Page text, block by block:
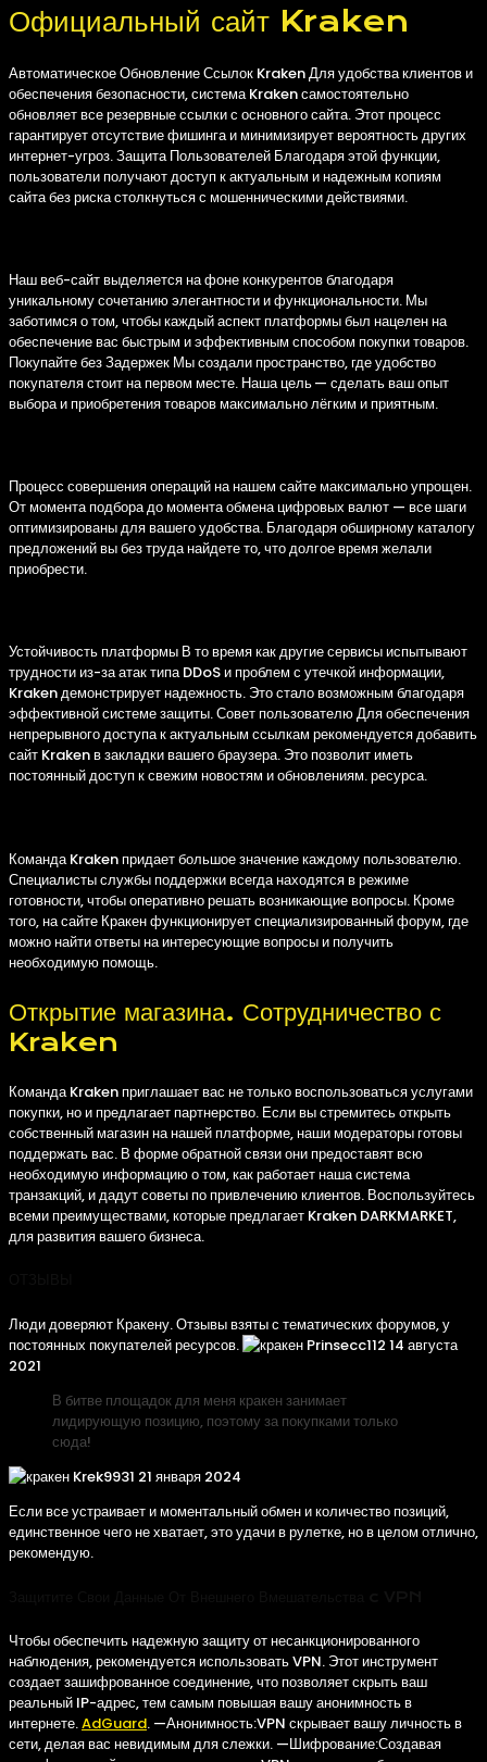
Официальный сайт Kraken
Автоматическое Обновление Ссылок Kraken Для удобства клиентов и
обеспечения безопасности, система Kraken самостоятельно
обновляет все резервные ссылки с основного сайта. Этот процесс
гарантирует отсутствие фишинга и минимизирует вероятность других
интернет-угроз. Защита Пользователей Благодаря этой функции,
пользователи получают доступ к актуальным и надежным копиям
сайта без риска столкнуться с мошенническими действиями.
Наш веб-сайт выделяется на фоне конкурентов благодаря
уникальному сочетанию элегантности и функциональности. Мы
заботимся о том, чтобы каждый аспект платформы был нацелен на
обеспечение вас быстрым и эффективным способом покупки товаров.
Покупайте без Задержек Мы создали пространство, где удобство
покупателя стоит на первом месте. Наша цель — сделать ваш опыт
выбора и приобретения товаров максимально лёгким и приятным.
Процесс совершения операций на нашем сайте максимально упрощен.
От момента подбора до момента обмена цифровых валют — все шаги
оптимизированы для вашего удобства. Благодаря обширному каталогу
предложений вы без труда найдете то, что долгое время желали
приобрести.
Устойчивость платформы В то время как другие сервисы испытывают
трудности из-за атак типа DDoS и проблем с утечкой информации,
Kraken демонстрирует надежность. Это стало возможным благодаря
эффективной системе защиты. Совет пользователю Для обеспечения
непрерывного доступа к актуальным ссылкам рекомендуется добавить
сайт Kraken в закладки вашего браузера. Это позволит иметь
постоянный доступ к свежим новостям и обновлениям. ресурса.
Команда Kraken придает большое значение каждому пользователю.
Специалисты службы поддержки всегда находятся в режиме
готовности, чтобы оперативно решать возникающие вопросы. Кроме
того, на сайте Кракен функционирует специализированный форум, где
можно найти ответы на интересующие вопросы и получить
необходимую помощь.
Открытие магазина. Сотрудничество с
Kraken
Команда Kraken приглашает вас не только воспользоваться услугами
покупки, но и предлагает партнерство. Если вы стремитесь открыть
собственный магазин на нашей платформе, наши модераторы готовы
поддержать вас. В форме обратной связи они предоставят всю
необходимую информацию о том, как работает наша система
транзакций, и дадут советы по привлечению клиентов. Воспользуйтесь
всеми преимуществами, которые предлагает Kraken DARKMARKET,
для развития вашего бизнеса.
Люди доверяют Кракену. Отзывы взяты с тематических форумов, у
постоянных покупателей ресурсов.
Prinsecc112 14 августа
2021
В битве площадок для меня кракен занимает
лидирующую позицию, поэтому за покупками только
сюда!
Krek9931 21 января 2024
Если все устраивает и моментальный обмен и количество позиций,
единственное чего не хватает, это удачи в рулетке, но в целом отлично,
рекомендую.
Чтобы обеспечить надежную защиту от несанкционированного
наблюдения, рекомендуется использовать VPN. Этот инструмент
создает зашифрованное соединение, что позволяет скрыть ваш
реальный IP-адрес, тем самым повышая вашу анонимность в
интернете.AdGuard. —Анонимность:VPN скрывает вашу личность в
сети, делая вас невидимым для слежки. —Шифрование:Создавая